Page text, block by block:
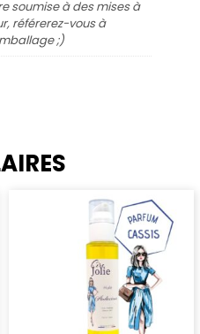
soumise à des mises à
référerez-vous à
;)